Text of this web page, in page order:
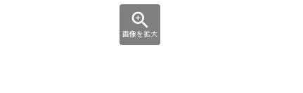
画像を拡大